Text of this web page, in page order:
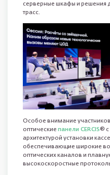
серверные шкафы и решения
трасс.
Особое внимание
оптические панели CERCIS® с
архитектурой установки
обеспечивающие широкие
оптических каналов и
высокоскоростные